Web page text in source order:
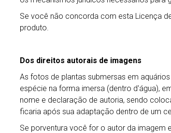
Se você não concorda com esta Licença
produto.
Dos direitos autorais de imagens
As fotos de plantas submersas em
espécie na forma imersa (dentro d'água),
nome e declaração de autoria, sendo
ficaria após sua adaptação dentro de um
Se porventura você for o autor da imagem